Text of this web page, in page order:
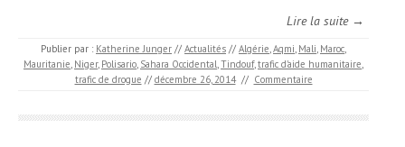
Lire la suite →
Publier par : Katherine Junger // Actualités // Algérie,Aqmi, Mali, Maroc,
Mauritanie, Niger, Polisario, Sahara Occidental,Tindouf,trafic d'aide humanitaire,
trafic de drogue // décembre 26, 2014 // Commentaire